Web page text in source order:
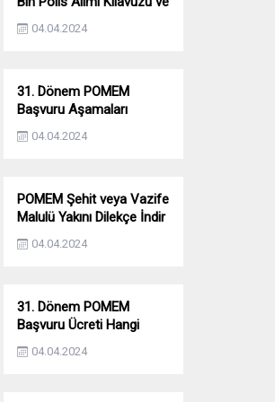
Başvuru Ekranı
04.04.2024
31. Dönem POMEM
Başvuru Aşamaları
Nelerdir? Ön Sağlık –
Parkur – Mülakat
04.04.2024
POMEM Şehit veya Vazife
Malulü Yakını Dilekçe İndir
04.04.2024
31. Dönem POMEM
Başvuru Ücreti Hangi
Bankaya Yatırılacak?
04.04.2024